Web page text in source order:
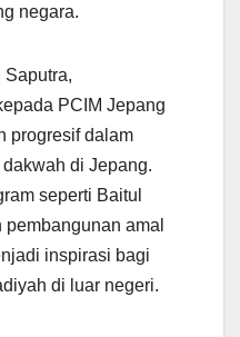
negara.
Saputra,
PCIM Jepang
progresif dalam
di Jepang.
seperti Baitul
amal
inspirasi bagi
di luar negeri.